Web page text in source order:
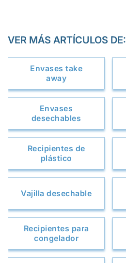
VER MÁS ARTÍCULOS DE:
Envases take
away
Envases
desechables
Recipientes de
plástico
Vajilla desechable
Recipientes para
congelador